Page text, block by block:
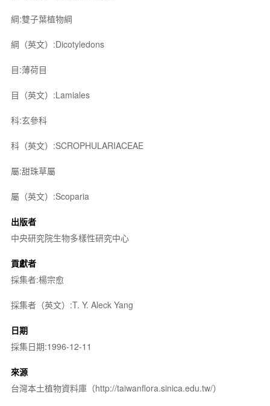
綱:雙子葉植物綱
綱（英文）:Dicotyledons
目:薄荷目
目（英文）:Lamiales
科:玄參科
科（英文）:SCROPHULARIACEAE
屬:甜珠草屬
屬（英文）:Scoparia
出版者
中央研究院生物多樣性研究中心
貢獻者
採集者:楊宗愈
採集者（英文）:T. Y. Aleck Yang
日期
採集日期:1996-12-11
來源
台灣本土植物資料庫（http://taiwanflora.sinica.edu.tw/）